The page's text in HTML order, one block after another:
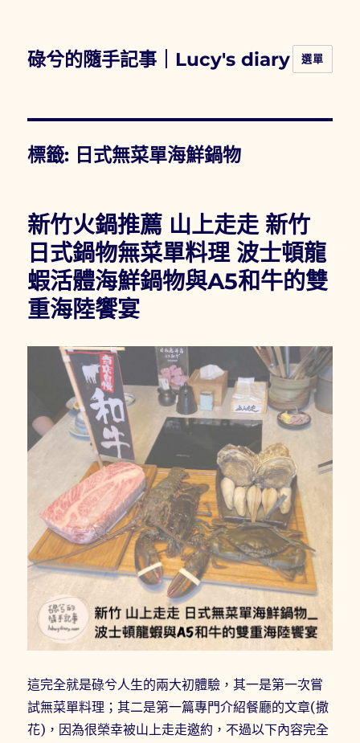
碌兮的隨手記事｜Lucy's diary 選單
標籤: 日式無菜單海鮮鍋物
新竹火鍋推薦 山上走走 新竹
日式鍋物無菜單料理 波士頓龍
蝦活體海鮮鍋物與A5和牛的雙
重海陸饗宴
這完全就是碌兮人生的兩大初體驗，其一是第一次嘗
試無菜單料理；其二是第一篇專門介紹餐廳的文章(撒
花)，因為很榮幸被山上走走邀約，不過以下內容完全